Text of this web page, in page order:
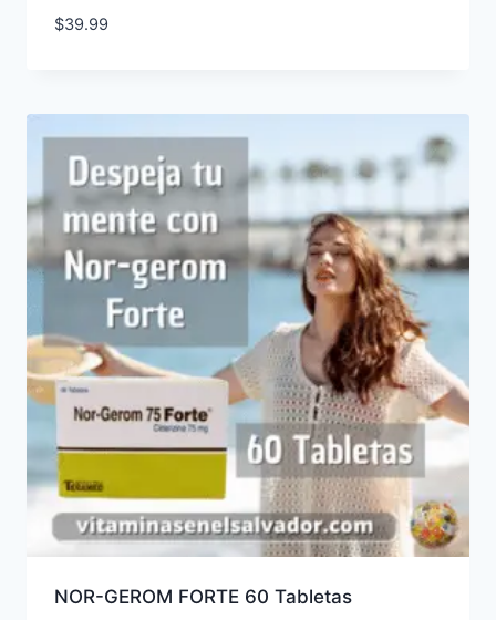
$39.99
NOR-GEROM FORTE 60 Tabletas